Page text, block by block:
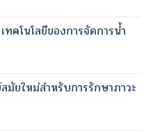
คโนโลยีของการจัดการน้ำ
มัยใหม่สำหรับการรักษาภาวะ